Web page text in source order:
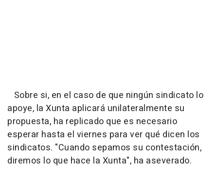
Sobre si, en el caso de que ningún sindicato lo
apoye, la Xunta aplicará unilateralmente su
propuesta, ha replicado que es necesario
esperar hasta el viernes para ver qué dicen los
sindicatos. "Cuando sepamos su contestación,
diremos lo que hace la Xunta", ha aseverado.